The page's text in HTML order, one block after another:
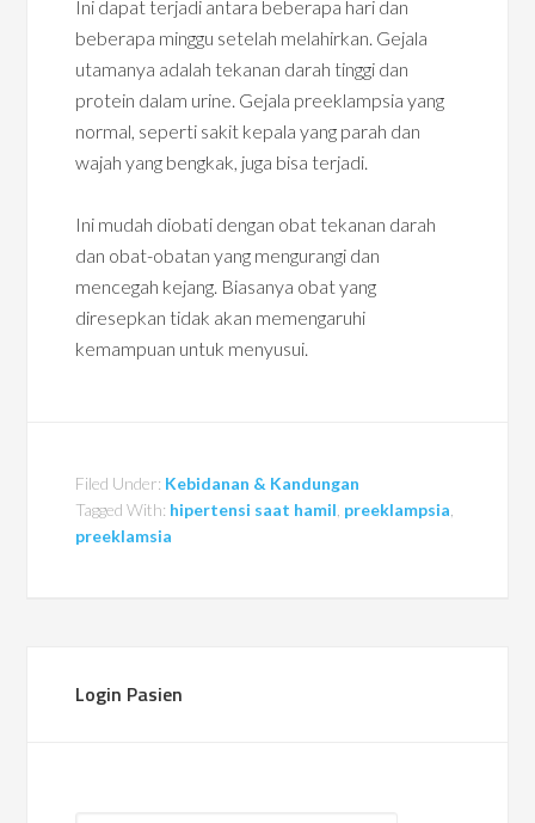
Ini dapat terjadi antara beberapa hari dan
beberapa minggu setelah melahirkan. Gejala
utamanya adalah tekanan darah tinggi dan
protein dalam urine. Gejala preeklampsia yang
normal, seperti sakit kepala yang parah dan
wajah yang bengkak, juga bisa terjadi.
Ini mudah diobati dengan obat tekanan darah
dan obat-obatan yang mengurangi dan
mencegah kejang. Biasanya obat yang
diresepkan tidak akan memengaruhi
kemampuan untuk menyusui.
Filed Under: Kebidanan & Kandungan
Tagged With: hipertensi saat hamil preeklampsia
preeklamsia
Login Pasien